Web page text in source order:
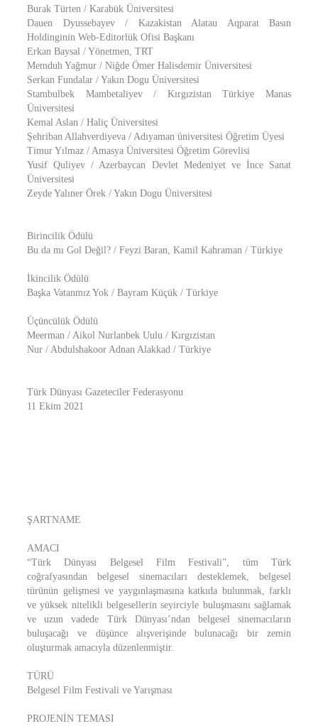
Burak Türten / Karabük Üniversitesi
Dauen Dyussebayev / Kazakistan Alatau Aqparat Basın
Holdinginin Web-Editorlük Ofisi Başkanı
Erkan Baysal / Yönetmen, TRT
Memduh Yağmur / Niğde Ömer Halisdemir Üniversitesi
Serkan Fundalar / Yakın Dogu Üniversitesi
Stambulbek Mambetaliyev / Kırgızistan Türkiye Manas
Üniversitesi
Kemal Aslan / Haliç Üniversitesi
Şehriban Allahverdiyeva / Adıyaman üniversitesi Öğretim Üyesi
Timur Yılmaz / Amasya Üniversitesi Öğretim Görevlisi
Yusif Quliyev / Azerbaycan Devlet Medeniyet ve İnce Sanat
Üniversitesi
Zeyde Yalıner Örek / Yakın Dogu Üniversitesi
Birincilik Ödülü
Bu da mı Gol Değil? / Feyzi Baran, Kamil Kahraman / Türkiye
İkincilik Ödülü
Başka Vatanmız Yok / Bayram Küçük / Türkiye
Üçüncülük Ödülü
Meerman / Aikol Nurlanbek Uulu / Kırgızistan
Nur / Abdulshakoor Adnan Alakkad / Türkiye
Türk Dünyası Gazeteciler Federasyonu
11 Ekim 2021
ŞARTNAME
AMACI
“Türk Dünyası Belgesel Film Festivali”, tüm Türk
coğrafyasından belgesel sinemacıları desteklemek, belgesel
türünün gelişmesi ve yaygınlaşmasına katkıda bulunmak, farklı
ve yüksek nitelikli belgesellerin seyirciyle buluşmasını sağlamak
ve uzun vadede Türk Dünyası’ndan belgesel sinemacıların
buluşacağı ve düşünce alışverişinde bulunacağı bir zemin
oluşturmak amacıyla düzenlenmiştir.
TÜRÜ
Belgesel Film Festivali ve Yarışması
PROJENİN TEMASI